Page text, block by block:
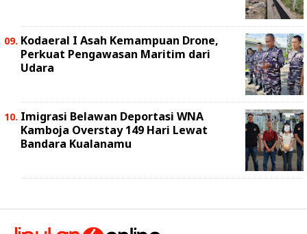
Kodaeral I Asah Kemampuan Drone,
Perkuat Pengawasan Maritim dari
Udara
Imigrasi Belawan Deportasi WNA
Kamboja Overstay 149 Hari Lewat
Bandara Kualanamu